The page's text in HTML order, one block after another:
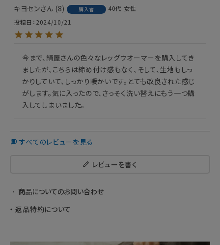
キヨセン 8 購入者 40代 女性
投稿日
2024/10/21
今まで、絹屋さんの色々なレッグウオーマーを購入してき
ましたが、こちらは締め付け感もなく、そして、生地もしっ
かりしていて、しっかり暖かいです。とても改良された感じ
がします。気に入ったので、さっそく洗い替えにもう一つ購
入してしまいました。
すべてのレビューを見る
レビューを書く
商品についてのお問い合わせ
返品特約について